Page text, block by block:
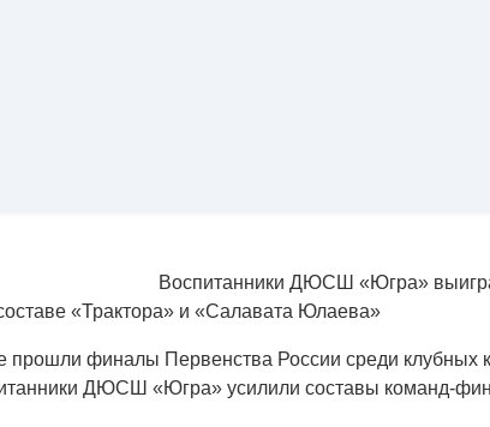
Воспитанники ДЮСШ «Югра»
«Трактора» и «Салавата Юлаева»
прошли финалы Первенства России среди клубных
ДЮСШ «Югра» усилили составы команд-